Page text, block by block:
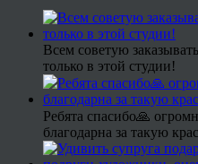
Всем советую
только в этой студии!
Ребята спасибо🙏
благодарна за такую